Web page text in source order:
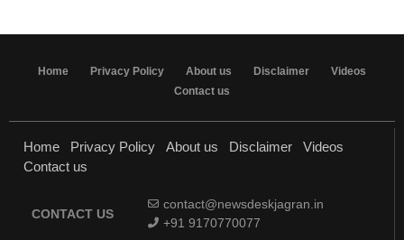
Home Privacy Policy About us Disclaimer
Videos
Contact us
Home Privacy Policy About us Disclaimer
Videos
Contact us
CONTACT US
contact@newsdeskjagran.in
+91 9170770077